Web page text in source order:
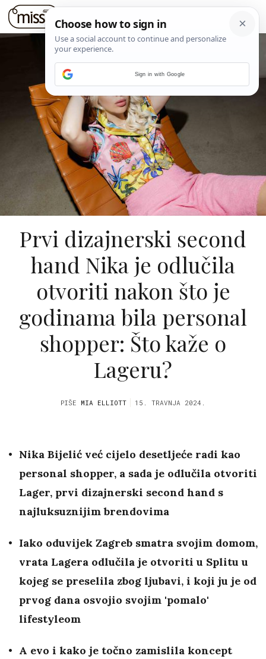
Prvi dizajnerski second
hand Nika je odlučila
otvoriti nakon što je
godinama bila personal
shopper: Što kaže o
Lageru?
PIŠE MIA ELLIOTT 15. TRAVNJA 2024.
Nika Bijelić već cijelo desetljeće radi kao
personal shopper, a sada je odlučila otvoriti
Lager, prvi dizajnerski second hand s
najluksuznijim brendovima
Iako oduvijek Zagreb smatra svojim domom,
vrata Lagera odlučila je otvoriti u Splitu u
kojeg se preselila zbog ljubavi, i koji ju je od
prvog dana osvojio svojim 'pomalo'
lifestyleom
A evo i kako je točno zamislila koncept
Sign in with Google